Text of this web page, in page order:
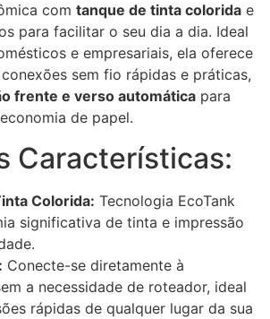
com tanque de tinta colorida e
para facilitar o seu dia a dia. Ideal
e empresariais, ela oferece
sem fio rápidas e práticas,
frente e verso automática para
de papel.
Características:
Colorida: Tecnologia EcoTank
significativa de tinta e impressão
Conecte-se diretamente à
a necessidade de roteador, ideal
rápidas de qualquer lugar da sua